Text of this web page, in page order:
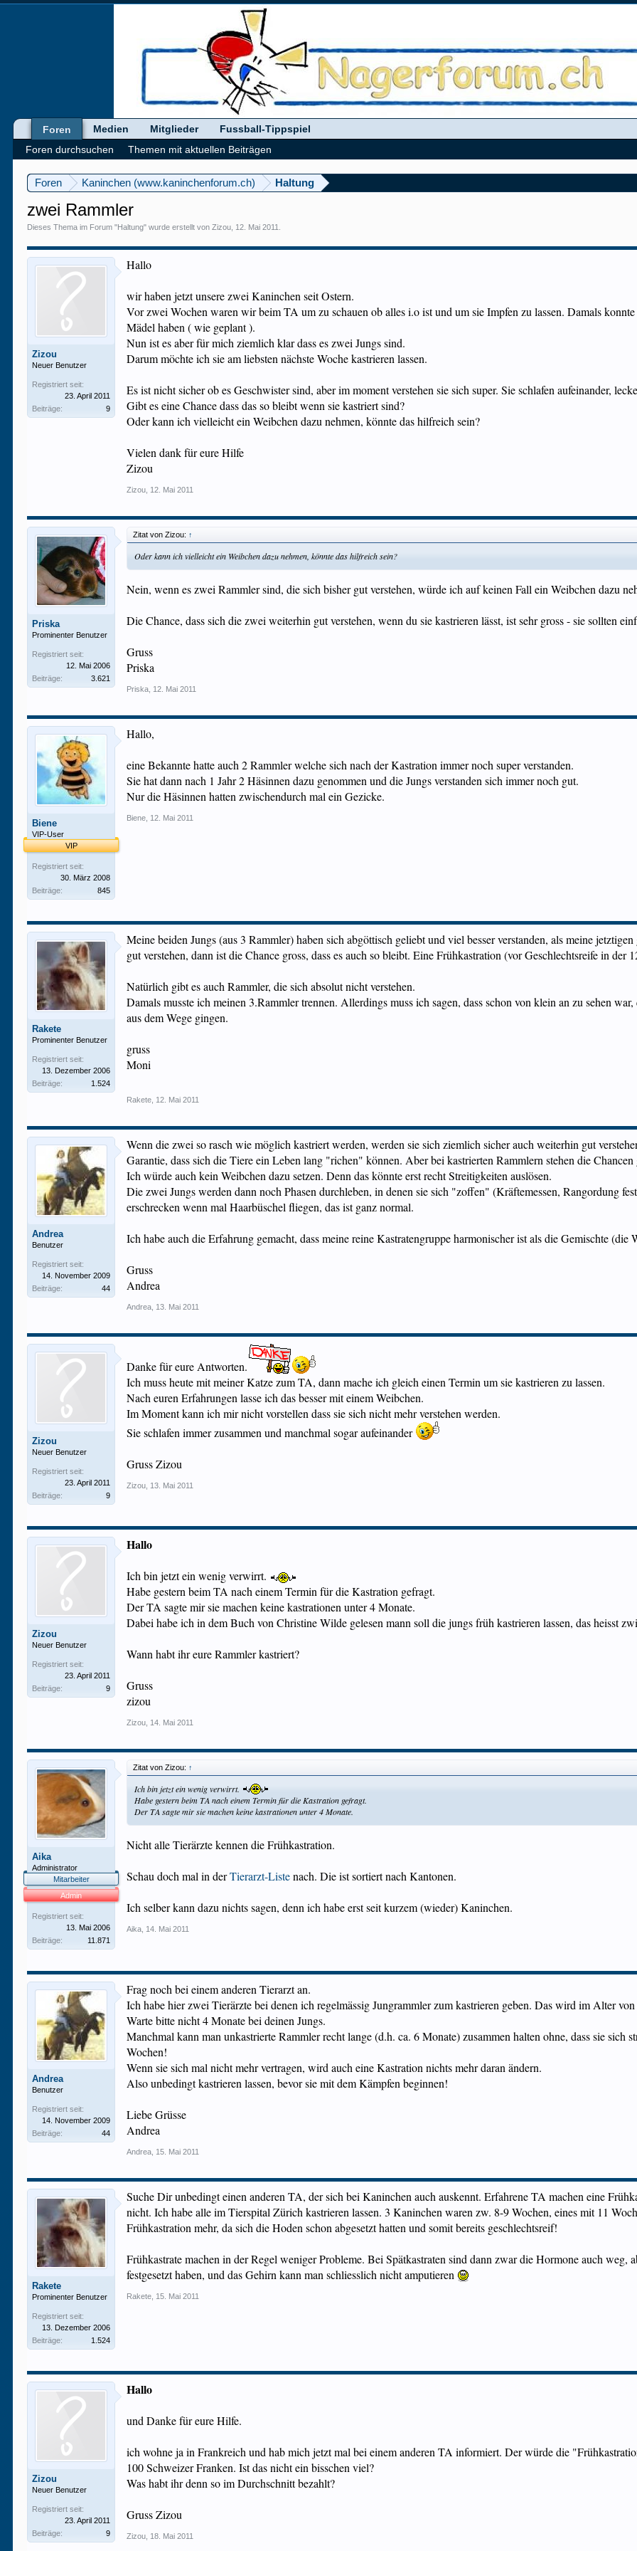
Foren Kaninchen (www.kaninchenforum.ch) Haltung
zwei Rammler
Dieses Thema im Forum "Haltung" wurde erstellt vonZizou 12. Mai 2011
Zizou
Neuer Benutzer
Registriert seit:
23. April 2011
Beiträge:
9
Hallo
wir haben jetzt unsere zwei Kaninchen seit Ostern.
Vor zwei Wochen waren wir beim TA um zu schauen ob alles i.o ist und um sie Impfen zu lassen. Damals
Mädel haben ( wie geplant ).
Nun ist es aber für mich ziemlich klar dass es zwei Jungs sind.
Darum möchte ich sie am liebsten nächste Woche kastrieren lassen.
Es ist nicht sicher ob es Geschwister sind, aber im moment verstehen sie sich super. Sie schlafen aufeinander,
Gibt es eine Chance dass das so bleibt wenn sie kastriert sind?
Oder kann ich vielleicht ein Weibchen dazu nehmen, könnte das hilfreich sein?
Vielen dank für eure Hilfe
Zizou
Zizou 12. Mai 2011
Priska
Prominenter Benutzer
Registriert seit:
12. Mai 2006
Beiträge:
3.621
Zitat von Zizou: ↑
Oder kann ich vielleicht ein Weibchen dazu nehmen, könnte das hilfreich sein?
Nein, wenn es zwei Rammler sind, die sich bisher gut verstehen, würde ich auf keinen Fall ein Weibchen dazu
Die Chance, dass sich die zwei weiterhin gut verstehen, wenn du sie kastrieren lässt, ist sehr gross - sie sollten
Gruss
Priska
Priska 12. Mai 2011
Biene
VIP-User
VIP
Registriert seit:
30. März 2008
Beiträge:
845
Hallo,
eine Bekannte hatte auch 2 Rammler welche sich nach der Kastration immer noch super verstanden.
Sie hat dann nach 1 Jahr 2 Häsinnen dazu genommen und die Jungs verstanden sich immer noch gut.
Nur die Häsinnen hatten zwischendurch mal ein Gezicke.
Biene 12. Mai 2011
Rakete
Prominenter Benutzer
Registriert seit:
13. Dezember 2006
Beiträge:
1.524
Meine beiden Jungs (aus 3 Rammler) haben sich abgöttisch geliebt und viel besser verstanden, als meine
gut verstehen, dann ist die Chance gross, dass es auch so bleibt. Eine Frühkastration (vor Geschlechtsreife in der
Natürlich gibt es auch Rammler, die sich absolut nicht verstehen.
Damals musste ich meinen 3.Rammler trennen. Allerdings muss ich sagen, dass schon von klein an zu sehen
aus dem Wege gingen.
gruss
Moni
Rakete 12. Mai 2011
Andrea
Benutzer
Registriert seit:
14. November 2009
Beiträge:
44
Wenn die zwei so rasch wie möglich kastriert werden, werden sie sich ziemlich sicher auch weiterhin gut
Garantie, dass sich die Tiere ein Leben lang "richen" können. Aber bei kastrierten Rammlern stehen die Chancen
Ich würde auch kein Weibchen dazu setzen. Denn das könnte erst recht Streitigkeiten auslösen.
Die zwei Jungs werden dann noch Phasen durchleben, in denen sie sich "zoffen" (Kräftemessen, Rangordung
erschrecken wenn mal Haarbüschel fliegen, das ist ganz normal.
Ich habe auch die Erfahrung gemacht, dass meine reine Kastratengruppe harmonischer ist als die Gemischte
Gruss
Andrea
Andrea 13. Mai 2011
Zizou
Neuer Benutzer
Registriert seit:
23. April 2011
Beiträge:
9
Danke für eure Antworten.
Ich muss heute mit meiner Katze zum TA, dann mache ich gleich einen Termin um sie kastrieren zu lassen.
Nach euren Erfahrungen lasse ich das besser mit einem Weibchen.
Im Moment kann ich mir nicht vorstellen dass sie sich nicht mehr verstehen werden.
Sie schlafen immer zusammen und manchmal sogar aufeinander
Gruss Zizou
Zizou 13. Mai 2011
Zizou
Neuer Benutzer
Registriert seit:
23. April 2011
Beiträge:
9
Hallo
Ich bin jetzt ein wenig verwirrt.
Habe gestern beim TA nach einem Termin für die Kastration gefragt.
Der TA sagte mir sie machen keine kastrationen unter 4 Monate.
Dabei habe ich in dem Buch von Christine Wilde gelesen mann soll die jungs früh kastrieren lassen, das heisst
Wann habt ihr eure Rammler kastriert?
Gruss
zizou
Zizou 14. Mai 2011
Aika
Administrator
Mitarbeiter
Admin
Registriert seit:
13. Mai 2006
Beiträge:
11.871
Zitat von Zizou: ↑
Ich bin jetzt ein wenig verwirrt.
Habe gestern beim TA nach einem Termin für die Kastration gefragt.
Der TA sagte mir sie machen keine kastrationen unter 4 Monate.
Nicht alle Tierärzte kennen die Frühkastration.
Schau doch mal in derTierarzt-Listenach. Die ist sortiert nach Kantonen.
Ich selber kann dazu nichts sagen, denn ich habe erst seit kurzem (wieder) Kaninchen.
Aika 14. Mai 2011
Andrea
Benutzer
Registriert seit:
14. November 2009
Beiträge:
44
Frag noch bei einem anderen Tierarzt an.
Ich habe hier zwei Tierärzte bei denen ich regelmässig Jungrammler zum kastrieren geben. Das wird im Alter
Warte bitte nicht 4 Monate bei deinen Jungs.
Manchmal kann man unkastrierte Rammler recht lange (d.h. ca. 6 Monate) zusammen halten ohne, dass sie sich
Wochen!
Wenn sie sich mal nicht mehr vertragen, wird auch eine Kastration nichts mehr daran ändern.
Also unbedingt kastrieren lassen, bevor sie mit dem Kämpfen beginnen!
Liebe Grüsse
Andrea
Andrea 15. Mai 2011
Rakete
Prominenter Benutzer
Registriert seit:
13. Dezember 2006
Beiträge:
1.524
Suche Dir unbedingt einen anderen TA, der sich bei Kaninchen auch auskennt. Erfahrene TA machen eine
nicht. Ich habe alle im Tierspital Zürich kastrieren lassen. 3 Kaninchen waren zw. 8-9 Wochen, eines mit 11
Frühkastration mehr, da sich die Hoden schon abgesetzt hatten und somit bereits geschlechtsreif!
Frühkastrate machen in der Regel weniger Probleme. Bei Spätkastraten sind dann zwar die Hormone auch weg,
festgesetzt haben, und das Gehirn kann man schliesslich nicht amputieren
Rakete 15. Mai 2011
Zizou
Neuer Benutzer
Registriert seit:
23. April 2011
Beiträge:
9
Hallo
und Danke für eure Hilfe.
ich wohne ja in Frankreich und hab mich jetzt mal bei einem anderen TA informiert. Der würde die
100 Schweizer Franken. Ist das nicht ein bisschen viel?
Was habt ihr denn so im Durchschnitt bezahlt?
Gruss Zizou
Zizou 18. Mai 2011
Foren
Foren durchsuchen
Themen mit aktuellen Beiträgen
Medien Mitglieder Fussball-Tippspiel